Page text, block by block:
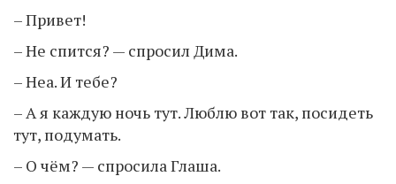
– Привет!
– Не спится? — спросил Дима.
– Неа. И тебе?
– А я каждую ночь тут. Люблю вот так, посидеть
тут, подумать.
– О чём? — спросила Глаша.